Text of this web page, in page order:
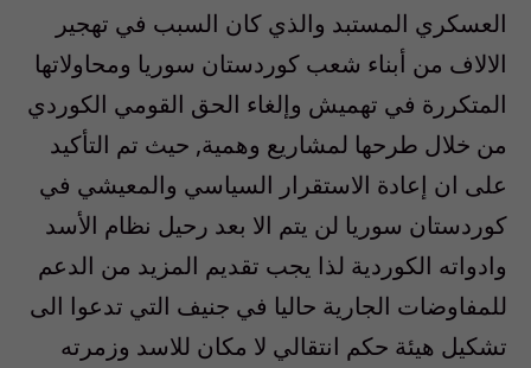
العسكري المستبد والذي كان السبب في تهجير
الالاف من أبناء شعب كوردستان سوريا ومحاولاتها
المتكررة في تهميش وإلغاء الحق القومي الكوردي
من خلال طرحها لمشاريع وهمية, حيث تم التأكيد
على ان إعادة الاستقرار السياسي والمعيشي في
كوردستان سوريا لن يتم الا بعد رحيل نظام الأسد
وادواته الكوردية لذا يجب تقديم المزيد من الدعم
للمفاوضات الجارية حاليا في جنيف التي تدعوا الى
تشكيل هيئة حكم انتقالي لا مكان للاسد وزمرته